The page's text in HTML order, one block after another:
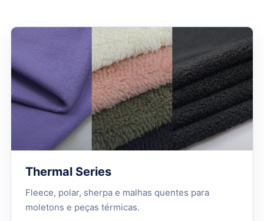
Thermal Series
Fleece, polar, sherpa e malhas quentes para
moletons e peças térmicas.